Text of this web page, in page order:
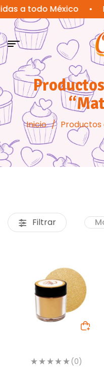
todo México •
Inicio / Productos
Filtrar
(0)